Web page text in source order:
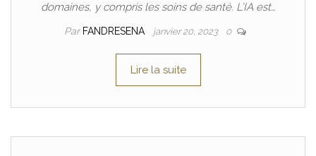
domaines, y compris les soins de santé. L’IA est…
Par FANDRESENA janvier 20, 2023 0
Lire la suite